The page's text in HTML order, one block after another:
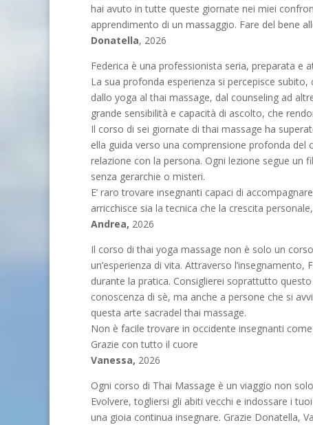
hai avuto in tutte queste giornate nei miei
apprendimento di un massaggio. Fare del bene
Donatella, 2026
Federica è una professionista seria, preparata e
La sua profonda esperienza si percepisce
dallo yoga al thai massage, dal counseling ad
grande sensibilità e capacità di ascolto, che
Il corso di sei giornate di thai massage ha
ella guida verso una comprensione profonda del
relazione con la persona. Ogni lezione segue un
senza gerarchie o misteri.
E’ raro trovare insegnanti capaci di
arricchisce sia la tecnica che la crescita
Andrea, 2026
Il corso di thai yoga massage non è solo un
un’esperienza di vita. Attraverso
durante la pratica. Consiglierei soprattutto
conoscenza di sè, ma anche a persone che si
questa arte sacradel thai massage.
Non è facile trovare in occidente insegnanti
Grazie con tutto il cuore
Vanessa, 2026
Ogni corso di Thai Massage è un viaggio non
Evolvere, togliersi gli abiti vecchi e indossare i
una gioia continua insegnare. Grazie Donatella,